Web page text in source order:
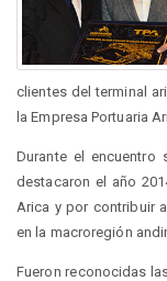
clientes del terminal
la Empresa Portuaria
Durante el encuentro
destacaron el año
Arica y por contribuir
en la macroregión
Fueron reconocidas